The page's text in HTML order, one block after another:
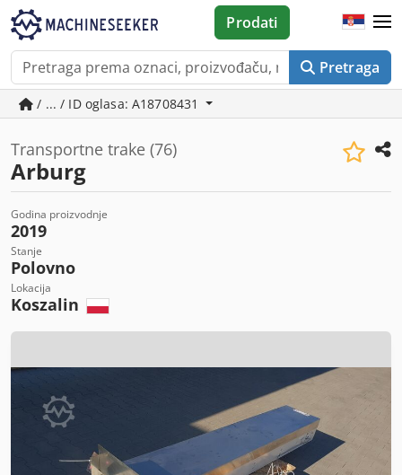
Pretraga
Prodati
/ ... / ID oglasa: A18708431
Transportne trake (76)
Arburg
Godina proizvodnje
2019
Stanje
Polovno
Lokacija
Koszalin